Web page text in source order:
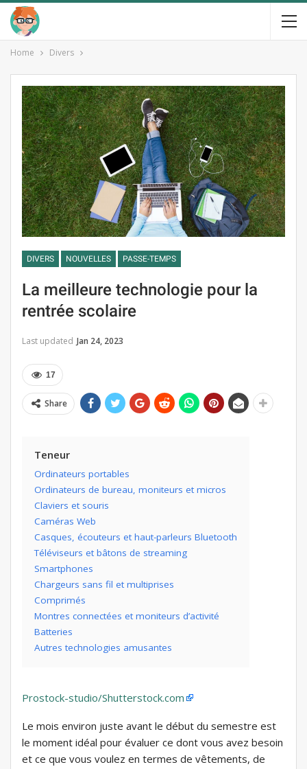
Home Divers
DIVERS NOUVELLES PASSE-TEMPS
La meilleure technologie pour la
rentrée scolaire
Last updated Jan 24, 2023
17
Share
Teneur
Ordinateurs portables
Ordinateurs de bureau, moniteurs et micros
Claviers et souris
Caméras Web
Casques, écouteurs et haut-parleurs Bluetooth
Téléviseurs et bâtons de streaming
Smartphones
Chargeurs sans fil et multiprises
Comprimés
Montres connectées et moniteurs d’activité
Batteries
Autres technologies amusantes
Prostock-studio/Shutterstock.com
Le mois environ juste avant le début du semestre est
le moment idéal pour évaluer ce dont vous avez besoin
et ce que vous voulez en termes de vêtements, de